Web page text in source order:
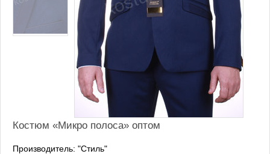
Костюм «Микро полоса» оптом
Производитель: "Стиль"